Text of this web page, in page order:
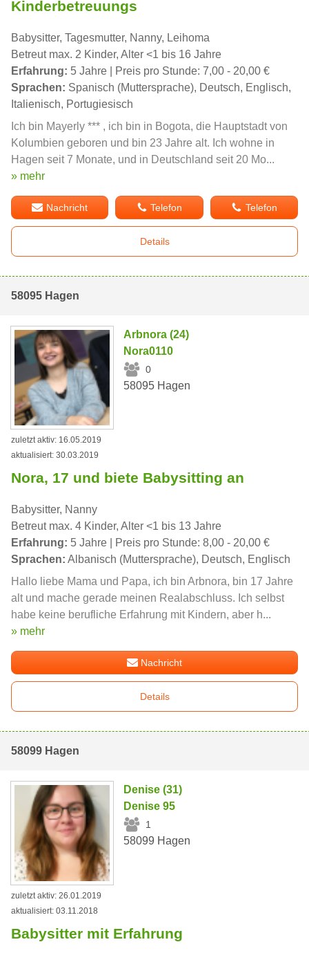
Kinderbetreuungs
Babysitter, Tagesmutter, Nanny, Leihoma
Betreut max. 2 Kinder, Alter <1 bis 16 Jahre
Erfahrung: 5 Jahre | Preis pro Stunde: 7,00 - 20,00 €
Sprachen: Spanisch (Muttersprache), Deutsch, Englisch,
Italienisch, Portugiesisch
Ich bin Mayerly *** , ich bin in Bogota, die Hauptstadt von
Kolumbien geboren und bin 23 Jahre alt. Ich wohne in
Hagen seit 7 Monate, und in Deutschland seit 20 Mo...
» mehr
Nachricht Telefon Telefon
Details
58095 Hagen
Arbnora (24)
Nora0110
0
58095 Hagen
zuletzt aktiv: 16.05.2019
aktualisiert: 30.03.2019
Nora, 17 und biete Babysitting an
Babysitter, Nanny
Betreut max. 4 Kinder, Alter <1 bis 13 Jahre
Erfahrung: 5 Jahre | Preis pro Stunde: 8,00 - 20,00 €
Sprachen: Albanisch (Muttersprache), Deutsch, Englisch
Hallo liebe Mama und Papa, ich bin Arbnora, bin 17 Jahre
alt und mache gerade meinen Realabschluss. Ich selbst
habe keine berufliche Erfahrung mit Kindern, aber h...
» mehr
Nachricht
Details
58099 Hagen
Denise (31)
Denise 95
1
58099 Hagen
zuletzt aktiv: 26.01.2019
aktualisiert: 03.11.2018
Babysitter mit Erfahrung